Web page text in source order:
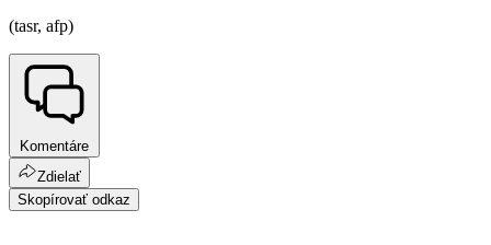
(tasr, afp)
Komentáre
Zdielať
Skopírovať odkaz